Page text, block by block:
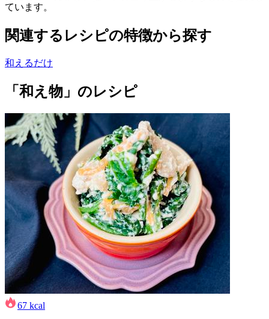
ています。
関連するレシピの特徴から探す
和えるだけ
「和え物」のレシピ
67 kcal